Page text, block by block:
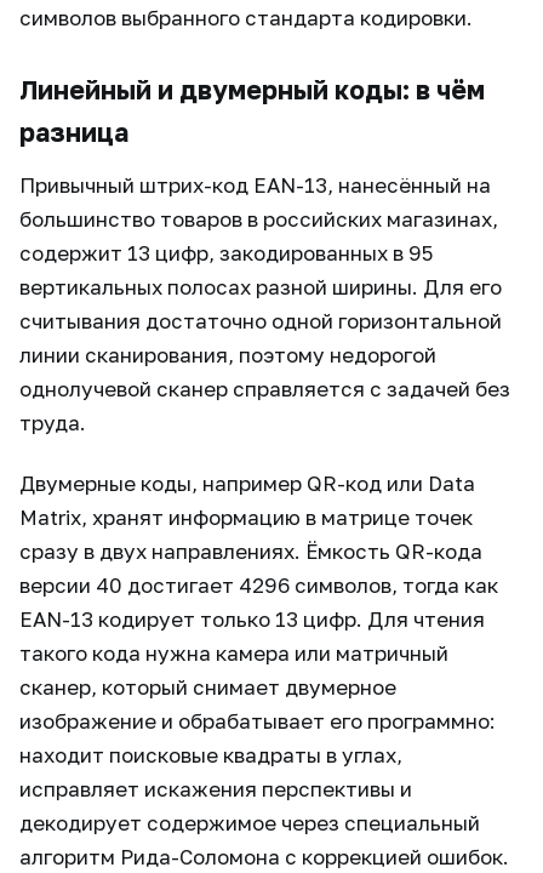
символов выбранного стандарта кодировки.
Линейный и двумерный коды: в чём
разница
Привычный штрих-код EAN-13, нанесённый на
большинство товаров в российских магазинах,
содержит 13 цифр, закодированных в 95
вертикальных полосах разной ширины. Для его
считывания достаточно одной горизонтальной
линии сканирования, поэтому недорогой
однолучевой сканер справляется с задачей без
труда.
Двумерные коды, например QR-код или Data
Matrix, хранят информацию в матрице точек
сразу в двух направлениях. Ёмкость QR-кода
версии 40 достигает 4296 символов, тогда как
EAN-13 кодирует только 13 цифр. Для чтения
такого кода нужна камера или матричный
сканер, который снимает двумерное
изображение и обрабатывает его программно:
находит поисковые квадраты в углах,
исправляет искажения перспективы и
декодирует содержимое через специальный
алгоритм Рида-Соломона с коррекцией ошибок.